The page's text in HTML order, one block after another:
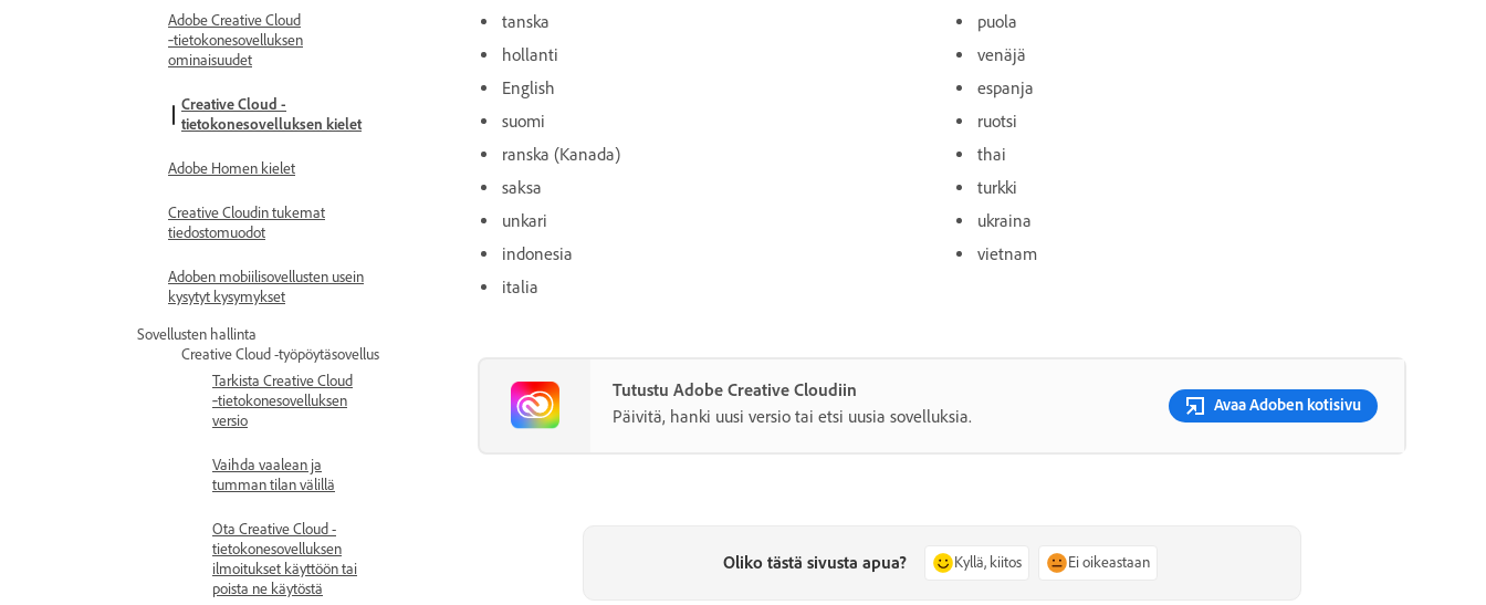
Adobe Creative Cloud
‑tietokonesovelluksen
ominaisuudet
Creative Cloud -
tietokonesovelluksen kielet
Adobe Homen kielet
Creative Cloudin tukemat
tiedostomuodot
Adoben mobiilisovellusten usein
kysytyt kysymykset
Sovellusten hallinta
Creative Cloud -työpöytäsovellus
Tarkista Creative Cloud
‐tietokonesovelluksen
versio
Vaihda vaalean ja
tumman tilan välillä
Ota Creative Cloud -
tietokonesovelluksen
ilmoitukset käyttöön tai
poista ne käytöstä
tanska
hollanti
English
suomi
ranska (Kanada)
saksa
unkari
indonesia
italia
puola
venäjä
espanja
ruotsi
thai
turkki
ukraina
vietnam
Tutustu Adobe Creative Cloudiin
Päivitä, hanki uusi versio tai etsi uusia sovelluksia.
Avaa Adoben kotisivu
Oliko tästä sivusta apua? Kyllä, kiitos Ei oikeastaan